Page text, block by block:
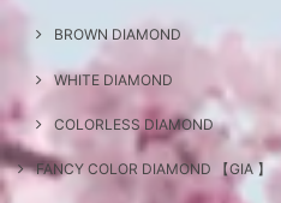
BROWN DIAMOND
WHITE DIAMOND
COLORLESS DIAMOND
FANCY COLOR DIAMOND 【GIA 】